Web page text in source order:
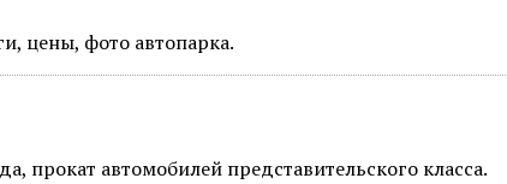
цены, фото автопарка.
прокат автомобилей представительского класса.